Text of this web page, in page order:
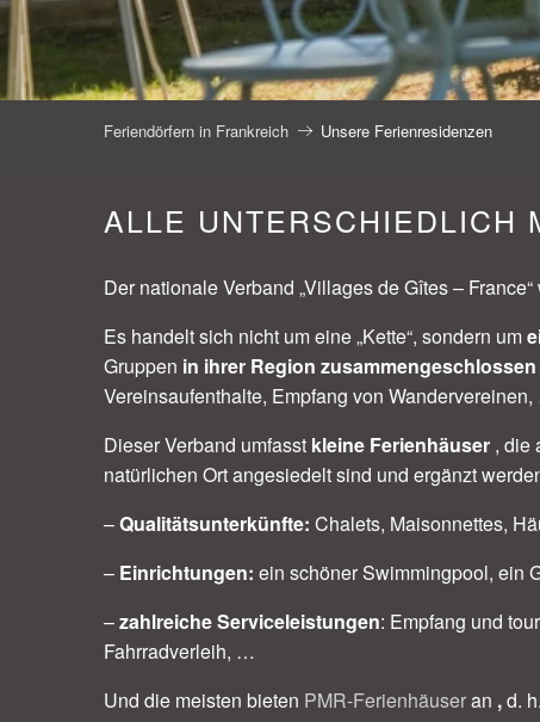
Feriendörfern in Frankreich Unsere Ferienresidenzen
ALLE UNTERSCHIEDLICH
Der nationale Verband „Villages de Gîtes – France“
Es handelt sich nicht um eine „Kette“, sondern um
Gruppen in ihrer Region zusammengeschlossen
Vereinsaufenthalte, Empfang von
Dieser Verband umfasst kleine Ferienhäuser , die
natürlichen Ort angesiedelt sind und ergänzt
–Qualitätsunterkünfte: Chalets, Maisonnettes,
– Einrichtungen: ein schöner Swimmingpool, ein
–zahlreiche Serviceleistungen: Empfang und
Fahrradverleih, …
Und die meisten bieten PMR-Ferienhäuseran ,d.